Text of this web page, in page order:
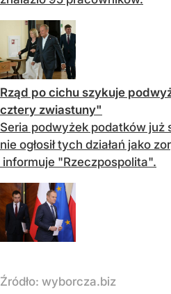
Rząd po cichu szykuje
cztery zwiastuny"
Seria podwyżek podatków już
nie ogłosił tych działań jako
informuje "Rzeczpospolita".
Źródło: wyborcza.biz